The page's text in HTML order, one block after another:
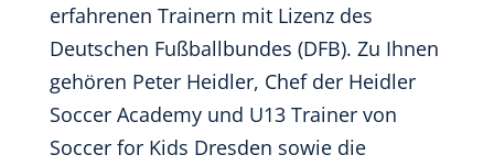
erfahrenen Trainern mit Lizenz des
Deutschen Fußballbundes (DFB). Zu Ihnen
gehören Peter Heidler, Chef der Heidler
Soccer Academy und U13 Trainer von
Soccer for Kids Dresden sowie die